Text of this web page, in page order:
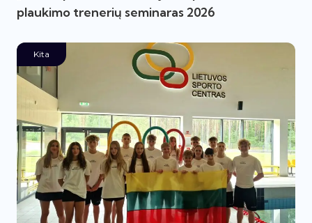
plaukimo trenerių seminaras 2026
Kita